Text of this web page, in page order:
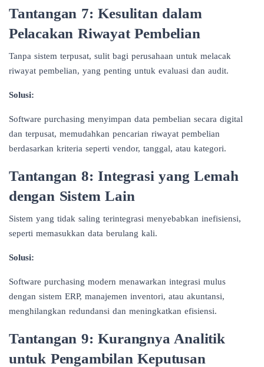
Tantangan 7: Kesulitan dalam
Pelacakan Riwayat Pembelian
Tanpa sistem terpusat, sulit bagi perusahaan untuk melacak
riwayat pembelian, yang penting untuk evaluasi dan audit.
Solusi:
Software purchasing menyimpan data pembelian secara digital
dan terpusat, memudahkan pencarian riwayat pembelian
berdasarkan kriteria seperti vendor, tanggal, atau kategori.
Tantangan 8: Integrasi yang Lemah
dengan Sistem Lain
Sistem yang tidak saling terintegrasi menyebabkan inefisiensi,
seperti memasukkan data berulang kali.
Solusi:
Software purchasing modern menawarkan integrasi mulus
dengan sistem ERP, manajemen inventori, atau akuntansi,
menghilangkan redundansi dan meningkatkan efisiensi.
Tantangan 9: Kurangnya Analitik
untuk Pengambilan Keputusan